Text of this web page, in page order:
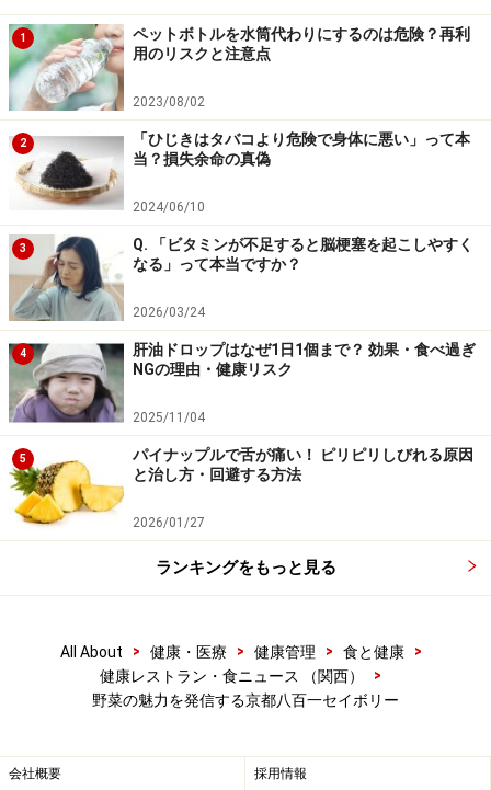
1
ペットボトルを水筒代わりにするのは危険？再利
用のリスクと注意点
2023/08/02
2
「ひじきはタバコより危険で身体に悪い」って本
当？損失余命の真偽
2024/06/10
3
Q. 「ビタミンが不足すると脳梗塞を起こしやすく
なる」って本当ですか？
2026/03/24
4
肝油ドロップはなぜ1日1個まで？ 効果・食べ過ぎ
NGの理由・健康リスク
2025/11/04
5
パイナップルで舌が痛い！ ピリピリしびれる原因
と治し方・回避する方法
2026/01/27
ランキングをもっと見る
All About > 健康・医療 > 健康管理 > 食と健康
>
健康レストラン・食ニュース （関西）
>
野菜の魅力を発信する京都八百一セイボリー
会社概要 採用情報